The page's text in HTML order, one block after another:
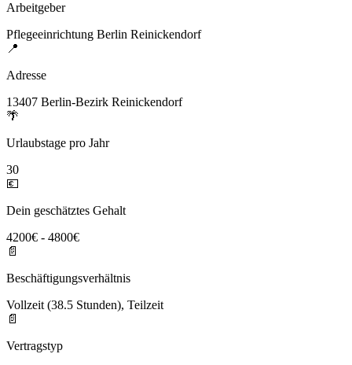
Arbeitgeber
Pflegeeinrichtung Berlin Reinickendorf
📍
Adresse
13407 Berlin-Bezirk Reinickendorf
🌴
Urlaubstage pro Jahr
30
💶
Dein geschätztes Gehalt
4200€ - 4800€
📄
Beschäftigungsverhältnis
Vollzeit (38.5 Stunden), Teilzeit
📄
Vertragstyp